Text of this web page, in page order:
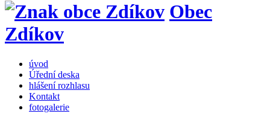
Obec
Zdíkov
úvod
Úřední deska
hlášení rozhlasu
Kontakt
fotogalerie